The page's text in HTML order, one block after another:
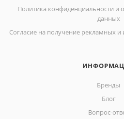
Политика конфиденциальности и
данных
Согласие на получение рекламных
Бренды
Блог
Вопрос-